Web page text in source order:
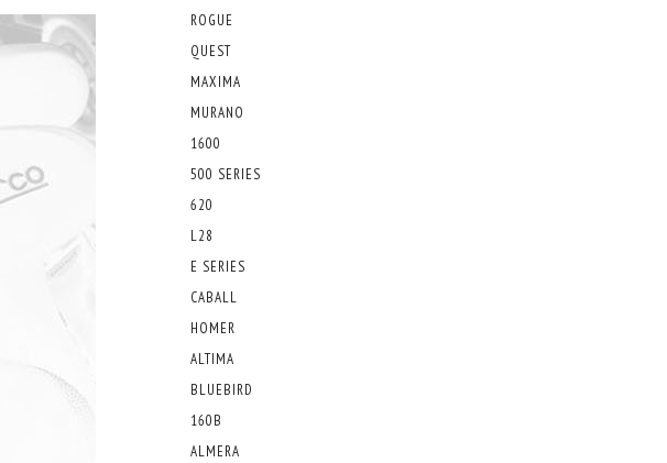
ROGUE
QUEST
MAXIMA
MURANO
1600
500 SERIES
620
L28
E SERIES
CABALL
HOMER
ALTIMA
BLUEBIRD
160B
ALMERA